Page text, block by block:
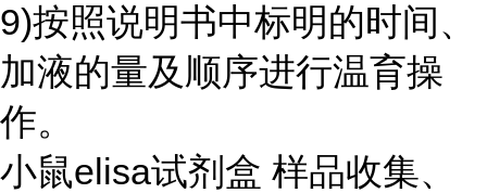
9)按照说明书中标明的时间、
加液的量及顺序进行温育操
作。
小鼠elisa试剂盒 样品收集、